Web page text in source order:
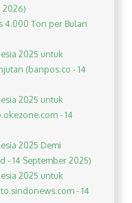
2026)
4.000 Ton per Bulan
2025 untuk
(banpos.co - 14
2025 untuk
- 14
2025 Demi
- 14 September 2025)
2025 untuk
- 14